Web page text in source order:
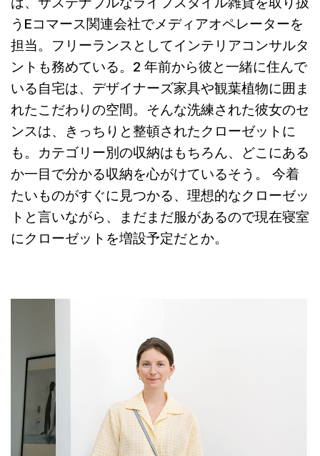
うEコマース関連会社でメディアオペレーターを
担当。フリーランスとしてインテリアコンサルタ
ントも務めている。2 年前から彼と一緒に住んで
いる自宅は、デザイナーズ家具や観葉植物に囲ま
れたこだわりの空間。そんな洗練された彼女のセ
ンスは、きっちりと整頓されたクローゼットに
も。カテゴリー別の収納はもちろん、どこにある
か一目で分かる収納を心がけているそう。 今着
たいものがすぐに見つかる、理想的なクローゼッ
トと言いながら、まだまだ服があるので現在寝室
にクローゼットを増設予定だとか。